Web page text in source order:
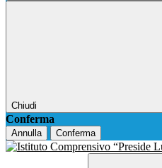
Chiudi
Conferma
Annulla Conferma